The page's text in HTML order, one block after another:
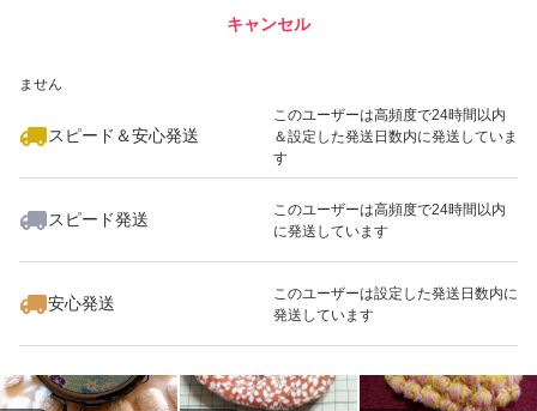
ません
スピード＆安心発送
このユーザーは高頻度で24時間以内
＆設定した発送日数内に発送していま
す
スピード発送
このユーザーは高頻度で24時間以内
に発送しています
安心発送
このユーザーは設定した発送日数内に
発送しています
キャンセル
いいね！
1,200